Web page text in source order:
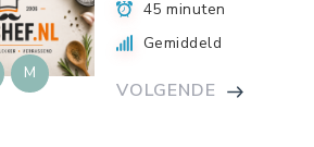
M
45 minuten
Gemiddeld
VOLGENDE